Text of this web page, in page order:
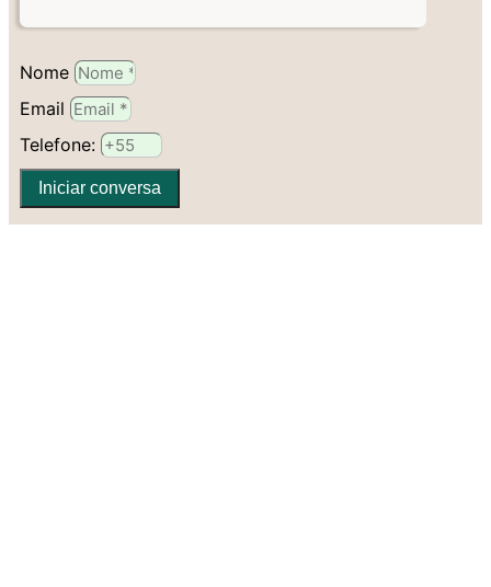
Nome
Email
Telefone:
Iniciar conversa